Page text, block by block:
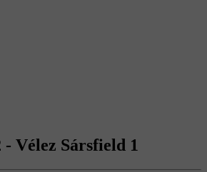
Vélez Sársfield 1